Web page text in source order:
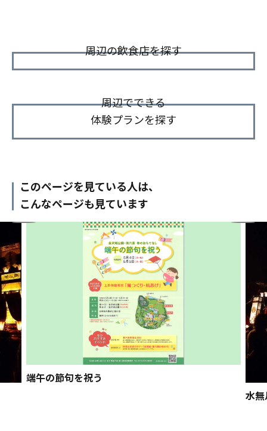
周辺の飲食店を探す
周辺でできる
体験プランを探す
このページを見ている人は、
こんなページも見ています
端午の節句を祝う
水